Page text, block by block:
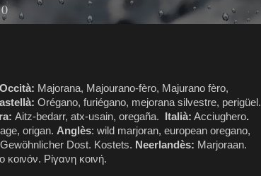
Occità: Majorana, Majourano-fèro, Majurano fèro,
Orégano, furiégano, mejorana silvestre, perigüel.
Aitz-bedarr, atx-usain, oregaña. Italià: Acciughero.
origan. Anglès: wild marjoran, european oregano,
Gewöhnlicher Dost. Kostets. Neerlandès: Marjoraan.
κοινόν. Ρίγανη κοινή.